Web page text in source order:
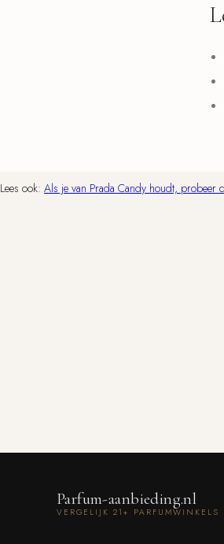
Lees ook: Als je van Prada Candy houdt, probeer
Parfum-aanbieding.nl
VERGELIJK 21+ PARFUMWINKELS